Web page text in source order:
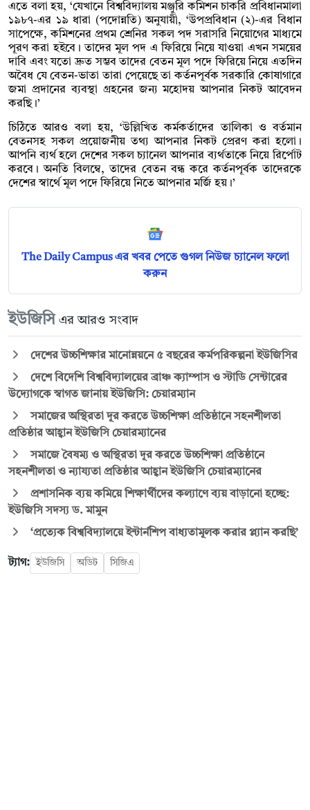
এতে বলা হয়, ‘যেখানে বিশ্ববিদ্যালয় মঞ্জুরি কমিশন চাকরি প্রবিধানমালা
১৯৮৭-এর ১৯ ধারা (পদোন্নতি) অনুযায়ী, ‘উপপ্রবিধান (২)-এর বিধান
সাপেক্ষে, কমিশনের প্রথম শ্রেনির সকল পদ সরাসরি নিয়োগের মাধ্যমে
পূরণ করা হইবে। তাদের মূল পদ এ ফিরিয়ে নিয়ে যাওয়া এখন সময়ের
দাবি এবং যতো দ্রুত সম্ভব তাদের বেতন মূল পদে ফিরিয়ে নিয়ে এতদিন
অবৈধ যে বেতন-ভাতা তারা পেয়েছে তা কর্তনপূর্বক সরকারি কোষাগারে
জমা প্রদানের ব্যবস্থা গ্রহনের জন্য মহোদয় আপনার নিকট আবেদন
করছি।’
চিঠিতে আরও বলা হয়, ‘উল্লিখিত কর্মকর্তাদের তালিকা ও বর্তমান
বেতনসহ সকল প্রয়োজনীয় তথ্য আপনার নিকট প্রেরণ করা হলো।
আপনি ব্যর্থ হলে দেশের সকল চ্যানেল আপনার ব্যর্থতাকে নিয়ে রির্পোট
করবে। অনতি বিলম্বে, তাদের বেতন বন্ধ করে কর্তনপূর্বক তাদেরকে
দেশের স্বার্থে মূল পদে ফিরিয়ে নিতে আপনার মর্জি হয় ।’
The Daily Campus এর খবর পেতে গুগল নিউজ চ্যানেল ফলো
করুন
ইউজিসি এর আরও সংবাদ
দেশের উচ্চশিক্ষার মানোন্নয়নে ৫ বছরের কর্মপরিকল্পনা ইউজিসির
দেশে বিদেশি বিশ্ববিদ্যালয়ের ব্রাঞ্চ ক্যাম্পাস ও স্টাডি সেন্টারের
উদ্যোগকে স্বাগত জানায় ইউজিসি: চেয়ারম্যান
সমাজের অস্থিরতা দূর করতে উচ্চশিক্ষা প্রতিষ্ঠানে সহনশীলতা
প্রতিষ্ঠার আহ্বান ইউজিসি চেয়ারম্যানের
সমাজে বৈষম্য ও অস্থিরতা দূর করতে উচ্চশিক্ষা প্রতিষ্ঠানে
সহনশীলতা ও ন্যায্যতা প্রতিষ্ঠার আহ্বান ইউজিসি চেয়ারম্যানের
প্রশাসনিক ব্যয় কমিয়ে শিক্ষার্থীদের কল্যাণে ব্যয় বাড়ানো হচ্ছে:
ইউজিসি সদস্য ড. মামুন
‘প্রত্যেক বিশ্ববিদ্যালয়ে ইন্টার্নশিপ বাধ্যতামূলক করার প্ল্যান করছি’
ট্যাগ: ইউজিসি অডিট সিজিএ